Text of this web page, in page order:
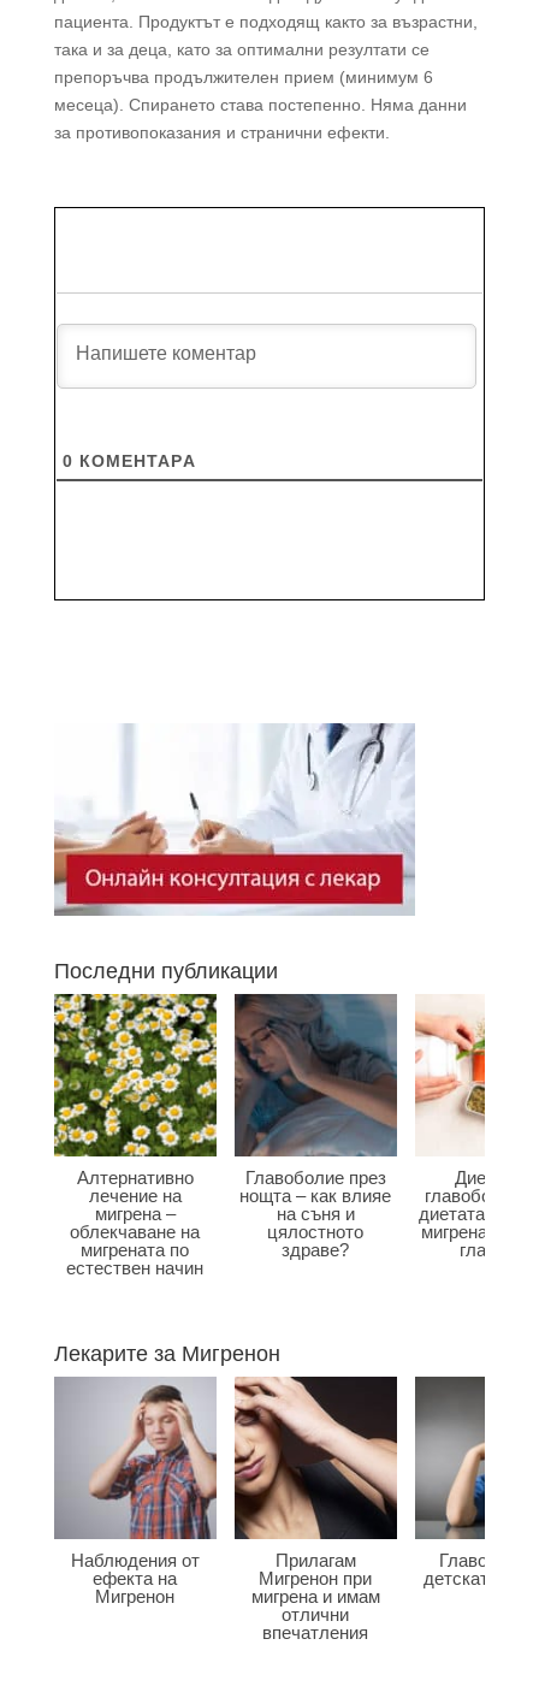
пациента. Продуктът е подходящ както за възрастни,
така и за деца, като за оптимални резултати се
препоръчва продължителен прием (минимум 6
месеца). Спирането става постепенно. Няма данни
за противопоказания и странични ефекти.
0 КОМЕНТАРA
Последни публикации
Алтернативно
лечение на
мигрена –
облекчаване на
мигрената по
естествен начин
Главоболие през
нощта – как влияе
на съня и
цялостното
здраве?
Диета при
главоболие –
диетата
мигрена и
главата?
Лекарите за Мигренон
Наблюдения от
ефекта на
Мигренон
Прилагам
Мигренон при
мигрена и имам
отлични
впечатления
детската